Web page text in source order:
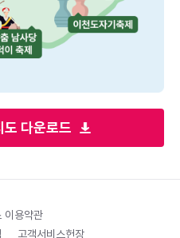
도 다운로드
이용약관
고객서비스헌장